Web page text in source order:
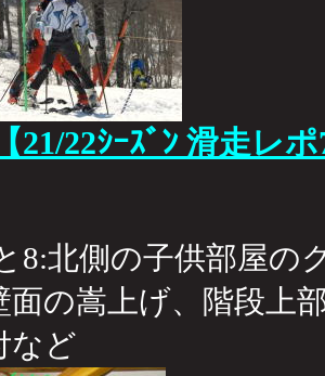
21/22ｼｰｽﾞﾝ 滑走レ
8:北側の子供部屋の
面の嵩上げ、階段上
など